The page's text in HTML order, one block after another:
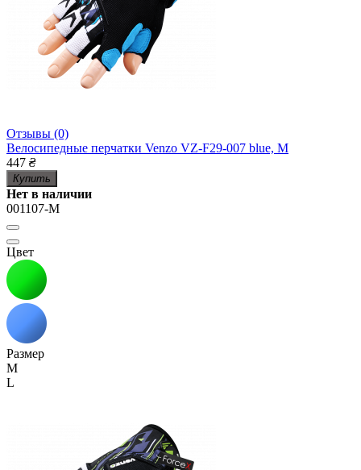
Отзывы (0)
Велосипедные перчатки Venzo VZ-F29-007 blue, M
447 ₴
Купить
Нет в наличии
001107-M
Цвет
Размер
M
L